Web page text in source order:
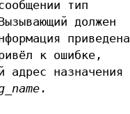
тип
должен
приведена
к ошибке,
адрес назначения
.